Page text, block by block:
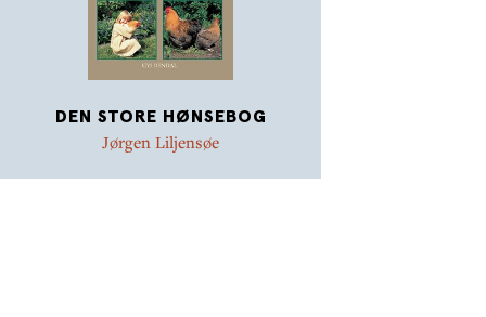
Alle bogens fotografier er i farver.
DEN STORE HØNSEBOG
Jørgen Liljensøe